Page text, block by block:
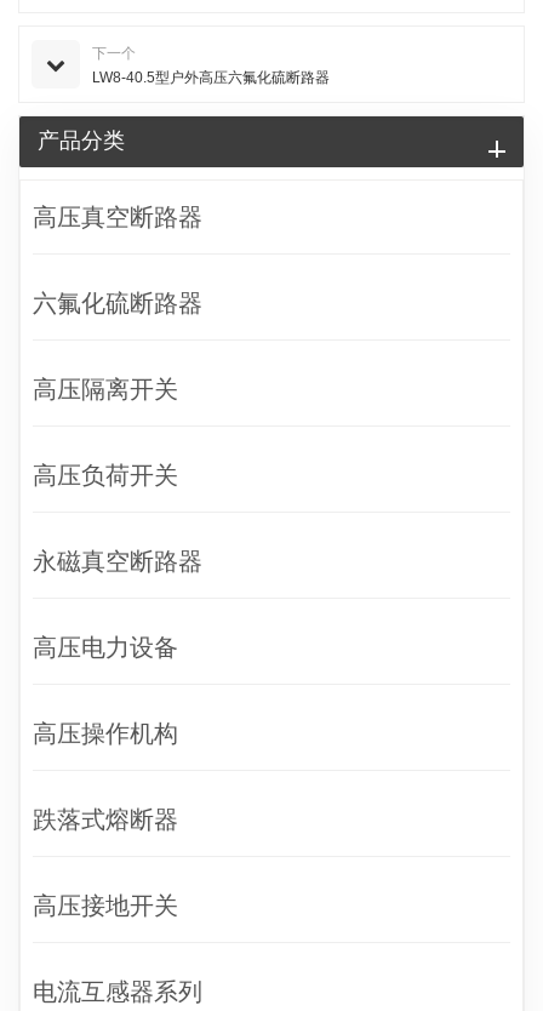
下一个
LW8-40.5型户外高压六氟化硫断路器
产品分类
高压真空断路器
六氟化硫断路器
高压隔离开关
高压负荷开关
永磁真空断路器
高压电力设备
高压操作机构
跌落式熔断器
高压接地开关
电流互感器系列